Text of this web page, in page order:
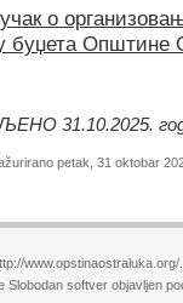
о
буџета Општине
31.10.2025.
petak, 31 oktobar
Slobodan softver objavljen